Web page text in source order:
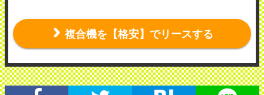
複合機を【格安】でリースする